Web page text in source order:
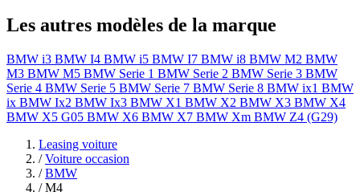
Les autres modèles de la marque
BMW i3 BMW I4 BMW i5 BMW I7 BMW i8 BMW M2 BMW
M3 BMW M5 BMW Serie 1 BMW Serie 2 BMW Serie 3 BMW
Serie 4 BMW Serie 5 BMW Serie 7 BMW Serie 8 BMW ix1 BMW
ix BMW Ix2 BMW Ix3 BMW X1 BMW X2 BMW X3 BMW X4
BMW X5 G05 BMW X6 BMW X7 BMW Xm BMW Z4 (G29)
Leasing voiture
/ Voiture occasion
/ BMW
/ M4